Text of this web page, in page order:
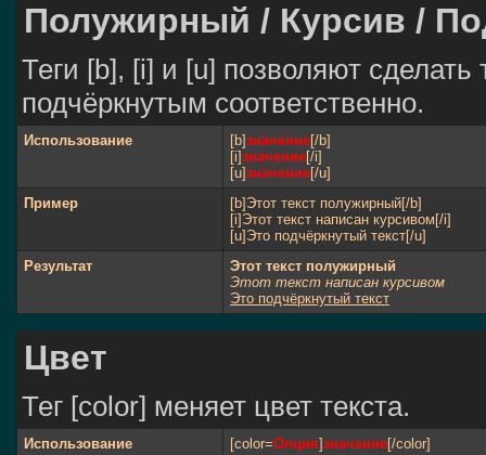
Полужирный / Курсив /
Теги [b], [i] и [u] позволяют
подчёркнутым соответственно.
Использование [b]значение[/b]
[i]значение[/i]
[u]значение[/u]
Пример
[b]Этот текст полужирный[/b]
[i]Этот текст написан курсивом[/i]
[u]Это подчёркнутый текст[/u]
Результат
Этот текст полужирный
Этот текст написан курсивом
Это подчёркнутый текст
Цвет
Тег [color] меняет цвет текста.
Использование [color=Опция]значение[/color]